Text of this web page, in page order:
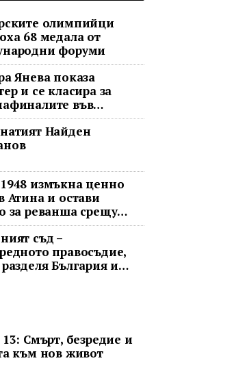
олимпийци
68 медала от
форуми
Янева показа
и се класира за
във
след впечатляващ
Найден
измъкна ценно
Атина и остави
за реванша срещу
съд –
правосъдие,
България и
Смърт, безредие и
към нов живот